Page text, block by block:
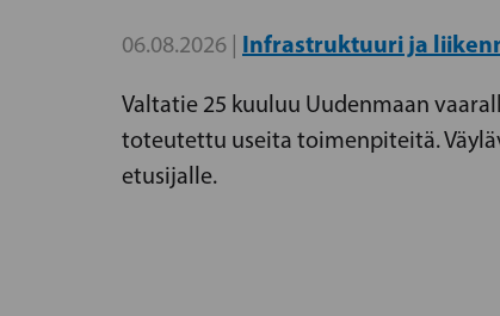
06.08.2026 | Infrastruktuuri ja
Valtatie 25 kuuluu Uudenmaan
toteutettu useita toimenpiteitä.
etusijalle.